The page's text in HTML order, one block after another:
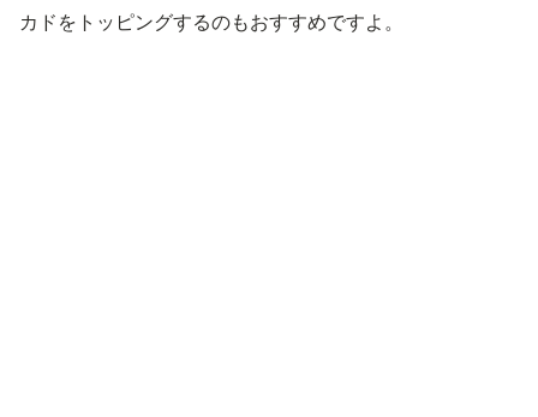
カドをトッピングするのもおすすめですよ。